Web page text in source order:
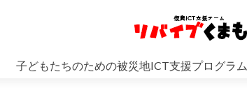
子どもたちのための被災地ICT支援プログラム